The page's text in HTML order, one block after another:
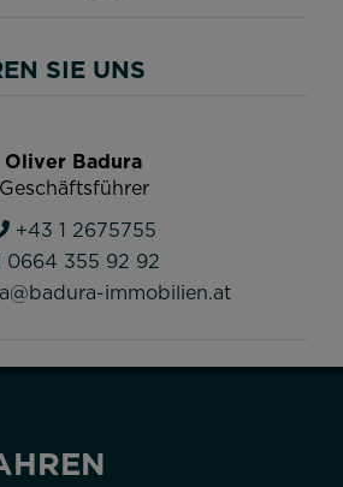
SIE UNS
Oliver Badura
Geschäftsführer
+43 1 2675755
0664 355 92 92
immobilien.at